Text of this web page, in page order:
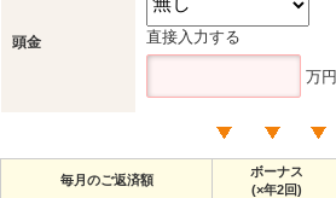
頭金 直接入力する
万円
毎月のご返済額
ボーナス
(×年2回)